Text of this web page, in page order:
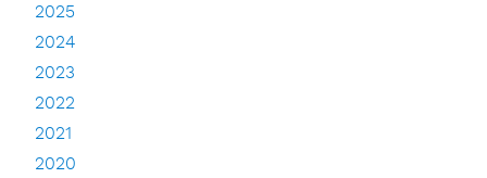
2025
2024
2023
2022
2021
2020